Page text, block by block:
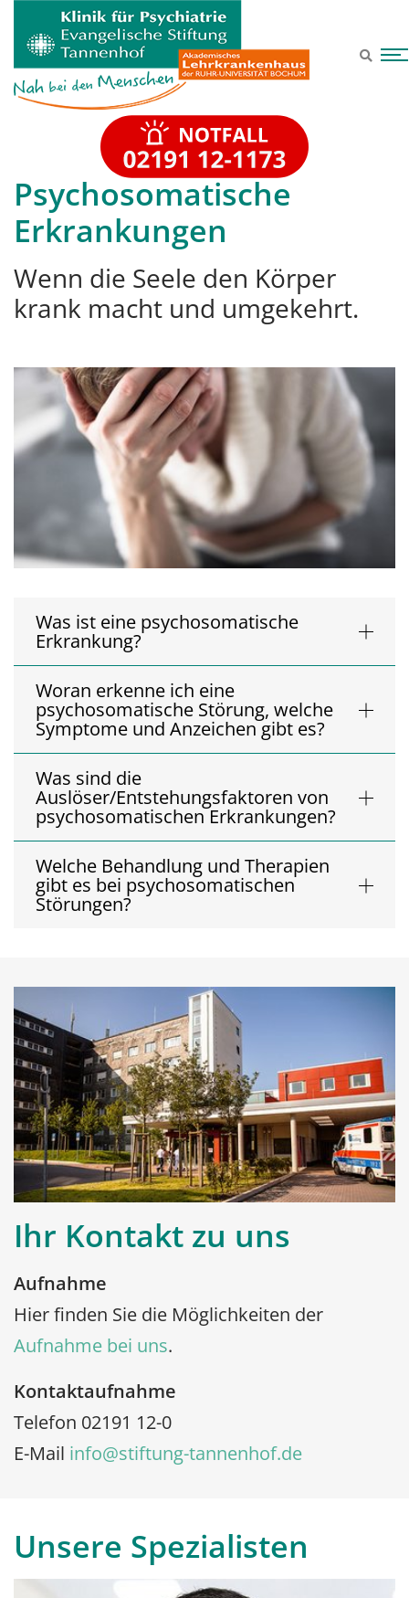
Zum Hauptinhalt springen
Psychosomatische
Erkrankungen
Wenn die Seele den Körper
krank macht und umgekehrt.
Was ist eine psychosomatische
Erkrankung?
Woran erkenne ich eine
psychosomatische Störung, welche
Symptome und Anzeichen gibt es?
Was sind die
Auslöser/Entstehungsfaktoren von
psychosomatischen Erkrankungen?
Welche Behandlung und Therapien
gibt es bei psychosomatischen
Störungen?
Ihr Kontakt zu uns
Aufnahme
Hier finden Sie die Möglichkeiten der
Aufnahme bei uns.
Kontaktaufnahme
Telefon 02191 12-0
E-Mail ​​ info@stiftung-tannenhof.de
Unsere Spezialisten